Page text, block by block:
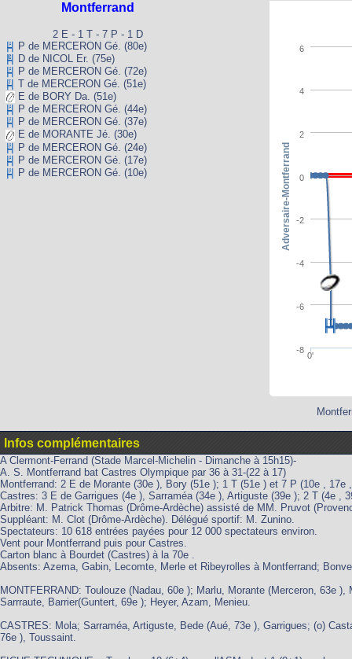
Montferrand
2 E - 1 T - 7 P - 1 D
P de MERCERON Gé. (80e)
D de NICOL Er. (75e)
P de MERCERON Gé. (72e)
T de MERCERON Gé. (51e)
E de BORY Da. (51e)
P de MERCERON Gé. (44e)
P de MERCERON Gé. (37e)
E de MORANTE Jé. (30e)
P de MERCERON Gé. (24e)
P de MERCERON Gé. (17e)
P de MERCERON Gé. (10e)
0'
-8
-6
-4
-2
0
2
4
6
Adversaire-Montferrand
Infos complémentaires
A Clermont-Ferrand (Stade Marcel-Michelin - Dimanche à 15h15)-
A. S. Montferrand bat Castres Olympique par 36 à 31-(22 à 17)
Montferrand: 2 E de Morante (30e ), Bory (51e ); 1 T (51e ) et 7 P (10e ,
Castres: 3 E de Garrigues (4e ), Sarraméa (34e ), Artiguste (39e ); 2 T (4e ,
Arbitre: M. Patrick Thomas (Drôme-Ardèche) assisté de MM. Pruvot
Suppléant: M. Clot (Drôme-Ardèche). Délégué sportif: M. Zunino.
Spectateurs: 10 618 entrées payées pour 12 000 spectateurs environ.
Vent pour Montferrand puis pour Castres.
Carton blanc à Bourdet (Castres) à la 70e .
Absents: Azema, Gabin, Lecomte, Merle et Ribeyrolles à Montferrand;
MONTFERRAND: Toulouze (Nadau, 60e ); Marlu, Morante (Merceron, 63e
Sarrraute, Barrier(Guntert, 69e ); Heyer, Azam, Menieu.
CASTRES: Mola; Sarraméa, Artiguste, Bede (Aué, 73e ), Garrigues; (o)
76e ), Toussaint.